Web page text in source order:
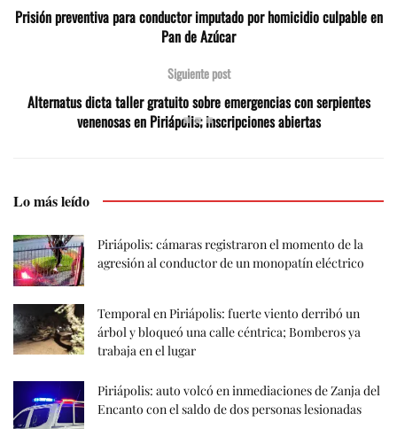
Prisión preventiva para conductor imputado por homicidio culpable en
Pan de Azúcar
Siguiente post
Alternatus dicta taller gratuito sobre emergencias con serpientes
venenosas en Piriápolis; inscripciones abiertas
Lo más leído
Piriápolis: cámaras registraron el momento de la
agresión al conductor de un monopatín eléctrico
Temporal en Piriápolis: fuerte viento derribó un
árbol y bloqueó una calle céntrica; Bomberos ya
trabaja en el lugar
Piriápolis: auto volcó en inmediaciones de Zanja del
Encanto con el saldo de dos personas lesionadas